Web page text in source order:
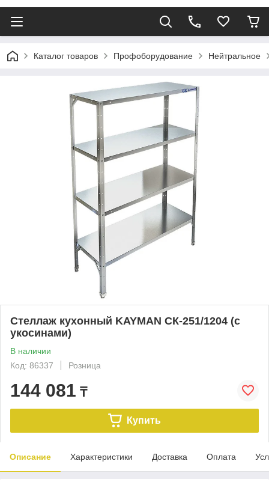
Каталог товаров Профоборудование Нейтральное
Стеллаж кухонный KAYMAN СК-251/1204 (с
укосинами)
В наличии
Код: 86337
Розница
144 081 ₸
Купить
Описание Характеристики Доставка Оплата